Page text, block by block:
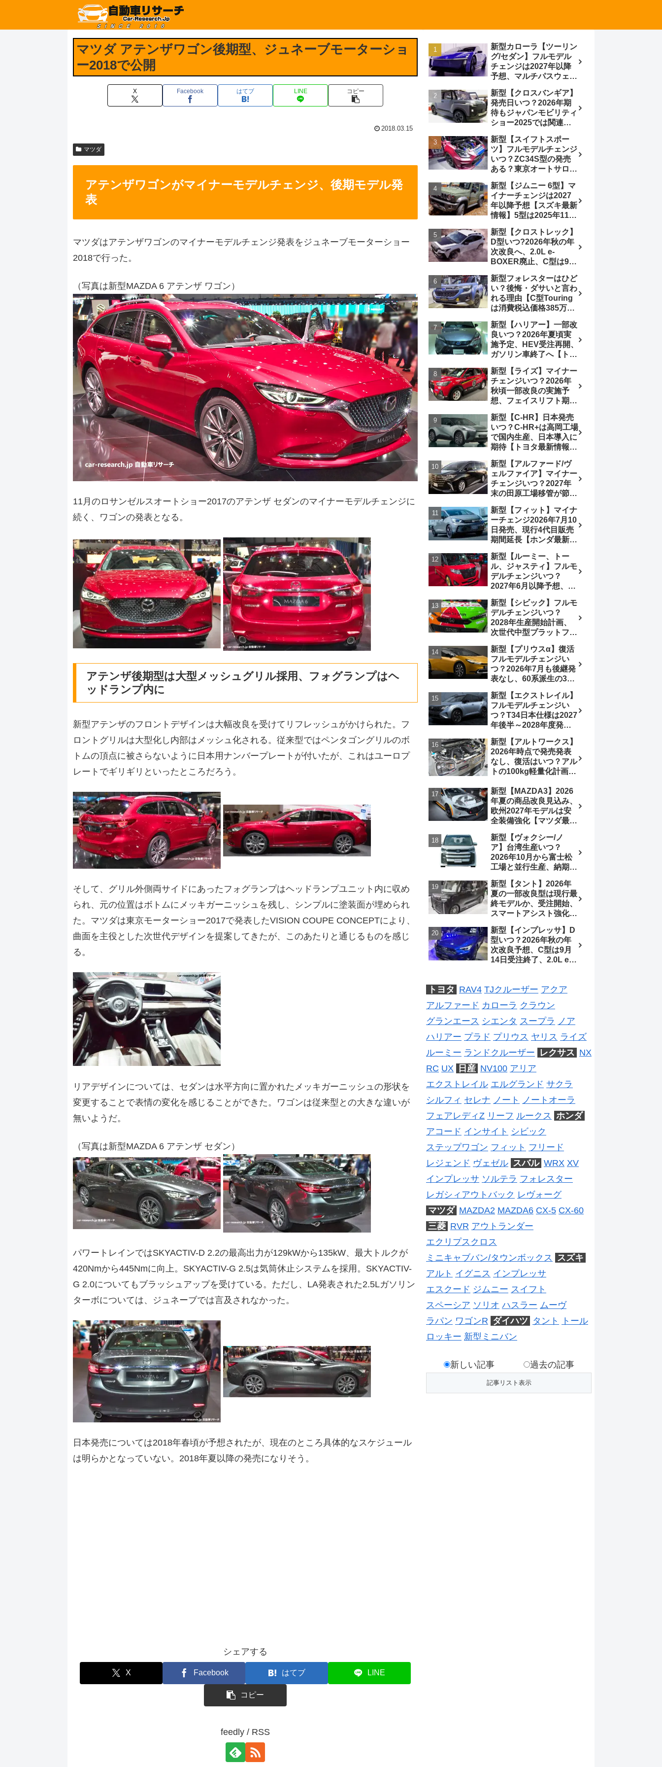
マツダ アテンザワゴン後期型、ジュネーブモーターショ
ー2018で公開
X Facebook はてブ LINE コピー
2018.03.15
マツダ
アテンザワゴンがマイナーモデルチェンジ、後期モデル発
表
マツダはアテンザワゴンのマイナーモデルチェンジ発表をジュネーブモーターショー
2018で行った。
（写真は新型MAZDA 6 アテンザ ワゴン）
11月のロサンゼルスオートショー2017のアテンザ セダンのマイナーモデルチェンジに
続く、ワゴンの発表となる。
アテンザ後期型は大型メッシュグリル採用、フォグランプはヘ
ッドランプ内に
新型アテンザのフロントデザインは大幅改良を受けてリフレッシュがかけられた。フ
ロントグリルは大型化し内部はメッシュ化される。従来型ではペンタゴングリルのボ
トムの頂点に被さらないように日本用ナンバープレートが付いたが、これはユーロプ
レートでギリギリといったところだろう。
そして、グリル外側両サイドにあったフォグランプはヘッドランプユニット内に収め
られ、元の位置はボトムにメッキガーニッシュを残し、シンプルに塗装面が埋められ
た。マツダは東京モーターショー2017で発表したVISION COUPE CONCEPTにより、
曲面を主役とした次世代デザインを提案してきたが、このあたりと通じるものを感じ
る。
リアデザインについては、セダンは水平方向に置かれたメッキガーニッシュの形状を
変更することで表情の変化を感じることができた。ワゴンは従来型との大きな違いが
無いようだ。
（写真は新型MAZDA 6 アテンザ セダン）
パワートレインではSKYACTIV-D 2.2の最高出力が129kWから135kW、最大トルクが
420Nmから445Nmに向上。SKYACTIV-G 2.5は気筒休止システムを採用。SKYACTIV-
G 2.0についてもブラッシュアップを受けている。ただし、LA発表された2.5Lガソリン
ターボについては、ジュネーブでは言及されなかった。
日本発売については2018年春頃が予想されたが、現在のところ具体的なスケジュール
は明らかとなっていない。2018年夏以降の発売になりそう。
シェアする
X Facebook はてブ LINE
コピー
feedly / RSS
新型カローラ【ツーリン
グ/セダン】フルモデル
チェンジは2027年以降
予想、マルチパスウェイ
BEVからの派生で新開発
小型エンジン搭載の
HEV/PHEV、ギガキャ
ストの採用は無しか【ト
ヨタ最新情報】60周年記
念車発売
新型【クロスバンギア】
発売日いつ？2026年期
待もジャパンモビリティ
ショー2025では関連モ
最新情報】ベース車ノ
ア/ヴォクシーの台湾生
産開始に注目、「ギア」
のほか「コア」と「ツー
ル」、デリカD:5対抗の
クロスオーバーSUVミニ
バン
新型【スイフトスポー
ツ】フルモデルチェンジ
いつ？ZC34S型の発売
ある？東京オートサロン
エロー レヴはスイスポ
コンセプトか？ハイブリ
ッド化/重量増/価格アッ
プが争点【スズキ最新情
報】特別仕様車
「ZC33S Final
Edition」終了
新型【ジムニー 6型】マ
イナーチェンジは2027
年以降予想【スズキ最新
情報】5型は2025年11月
ACC・スズキコネクト
採用
新型【クロストレック】
D型いつ?2026年秋の年
次改良へ、2.0L e-
BOXER廃止、C型は9月
ーボ採用予想【スバル最
新情報】
新型フォレスターはひど
い？後悔・ダサいと言わ
れる理由【C型Touring
は消費税込価格385万円
19.1km/L、納期4～5か
月】ナビUI・冬用タイ
ヤ・ウィルダネス日本発
売は？カーオブザイヤー
とJNCAP大賞受賞後も
残る注意点
新型【ハリアー】一部改
良いつ？2026年夏頃実
施予定、HEV受注再開、
ガソリン車終了へ【トヨ
チェンジ2027年以降予
想
新型【ライズ】マイナー
チェンジいつ？2026年
秋頃一部改良の実施予
想、フェイスリフト期
2～3ヵ月に短縮【ダイハ
ツ最新情報】前回改良は
2024年11月5日、価格
180.07～244.2万円、値
上げ約8～10万円、法規
対応、ハイブリッド
4WD追加まだ、フルモ
デルチェンジはトヨタが
介入か
新型【C-HR】日本発売
いつ？C-HR+は高岡工場
で国内生産、日本導入に
期待【トヨタ最新情報】
売、2代目HEV・PHEV
は日本未導入
新型【アルファード/ヴ
ェルファイア】マイナー
チェンジいつ？2027年
末の田原工場移管が節目
のフェイスリフト予想
【トヨタ最新情報】
2026年6月一部改良済
み、消費税込価格559万
9000円から
新型【フィット】マイナ
ーチェンジ2026年7月10
日発売、現行4代目販売
期間延長【ホンダ最新情
いつ？フルモデルチェン
ジは2029年頃まで遅れ
る予想
新型【ルーミー、トー
ル、ジャスティ】フルモ
デルチェンジいつ？
2027年6月以降予想、ビ
う無い？【トヨタ最新情
報】1.2Lハイブリッド追
加は次期型に期待
新型【シビック】フルモ
デルチェンジいつ？
2028年生産開始計画、
次世代中型プラットフォ
搭載予想【ホンダ最新情
報】Honda S+ Shiftは現
行e:HEV RS 消費税込
4,659,600円で先行導入
新型【プリウスα】復活
フルモデルチェンジい
つ？2026年7月も後継発
表なし、60系派生の3列
発売される可能性は【ト
ヨタ最新情報デザイン予
想画像】スライドドア装
備の要望も
新型【エクストレイル】
フルモデルチェンジい
つ？T34日本仕様は2027
年後半～2028年度発売
米ローグe-POWERは
2026年後半投入へ
新型【アルトワークス】
2026年時点で発売発表
なし、復活はいつ？アル
トの100kg軽量化計画は
処、5MTターボとアルト
スピリットに期待【スズ
キ最新情報】
新型【MAZDA3】2026
年夏の商品改良見込み、
欧州2027年モデルは安
全装備強化【マツダ最新
ジは2028年以降予想
新型【ヴォクシー/ノ
ア】台湾生産いつ？
2026年10月から富士松
工場と並行生産、納期短
2026年5月6日マイナー
チェンジ、価格 NOAH
326万1500円、VOXY
375万1000円、特別仕様
車 WxBと煌の追加に期
待、S-Zに12.3インチメ
ーター
新型【タント】2026年
夏の一部改良型は現行最
終モデルか、受注開始、
スマートアシスト強化と
フルモデルチェンジ予想
【ダイハツ最新情報】
新型【インプレッサ】D
型いつ？2026年秋の年
次改良予想、C型は9月
14日受注終了、2.0L e-
予想【スバル最新情報】
トヨタ RAV4 TJクルーザー アクア
アルファード カローラ クラウン
グランエース シエンタ スープラ
ノア
ハリアー プラド プリウス ヤリス ライズ
ルーミー ランドクルーザー レクサス NX
RC UX 日産 NV100 アリア
エクストレイル エルグランド サクラ
シルフィ セレナ ノート
ノートオーラ
フェアレディZ リーフ ルークス ホンダ
アコード インサイト シビック
ステップワゴン フィット フリード
レジェンド ヴェゼル スバル WRX XV
インプレッサ ソルテラ フォレスター
レガシィアウトバック レヴォーグ
マツダ MAZDA2 MAZDA6 CX-5 CX-60
三菱 RVR アウトランダー
エクリプスクロス
ミニキャブバン/タウンボックス
スズキ
アルト イグニス インプレッサ
エスクード ジムニー スイフト
スペーシア ソリオ ハスラー ムーヴ
ラパン ワゴンR ダイハツ タント
トール
ロッキー 新型ミニバン
新しい記事 過去の記事